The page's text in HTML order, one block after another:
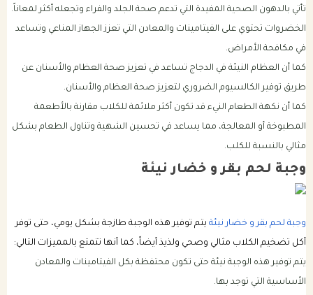
تأتي بالدهون الصحية المفيدة التي تدعم صحة الجلد والفراء وتجعله أكثر لمعاناً.
الخضروات تحتوي على الفيتامينات والمعادن التي تعزز الجهاز المناعي وتساعد
في مكافحة الأمراض.
كما أن العظام النيئة في الدجاج تساعد في تعزيز صحة العظام والأسنان عن
طريق توفير الكالسيوم الضروري لتعزيز صحة العظام والأسنان.
كما أن نكهة الطعام النيء قد تكون أكثر ملائمة للكلاب مقارنة بالأطعمة
المطبوخة أو المعالجة، مما يساعد في تحسين الشهية وتناول الطعام بشكل
مثالي بالنسبة للكلب.
وجبة لحم بقر و خضار نيئة
وجبة لحم بقر و خضار نيئةيتم توفير هذه الوجبة طازجة بشكل يومي، حتى توفر
أكل تضخيم الكلاب مثالي وصحي ولذيذ أيضاً، كما أنها تتمتع بالمميزات التالي:
يتم توفير هذه الوجبة نيئة حتى تكون محتفظة بكل الفيتامينات والمعادن
الأساسية التي توجد بها.